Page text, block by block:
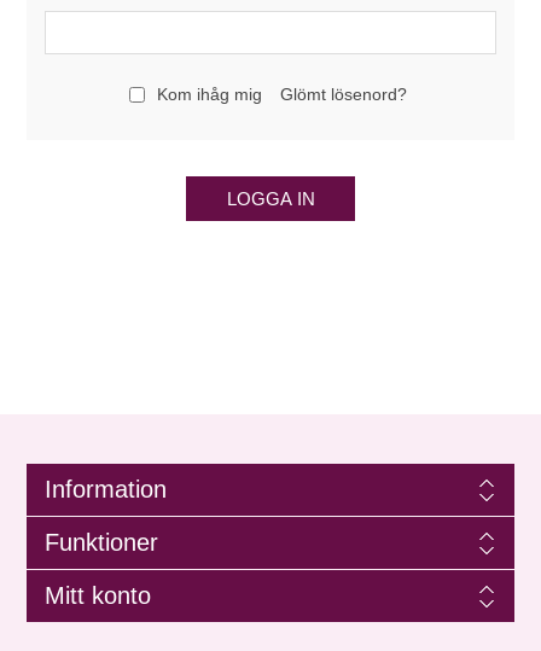
Kom ihåg mig Glömt lösenord?
LOGGA IN
Information
Funktioner
Mitt konto